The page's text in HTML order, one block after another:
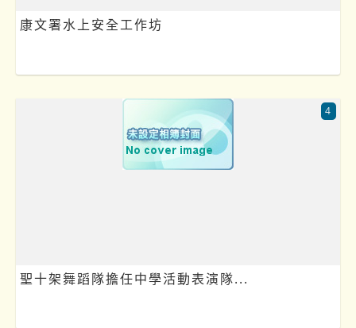
康文署水上安全工作坊
聖十架舞蹈隊擔任中學活動表演隊...
4